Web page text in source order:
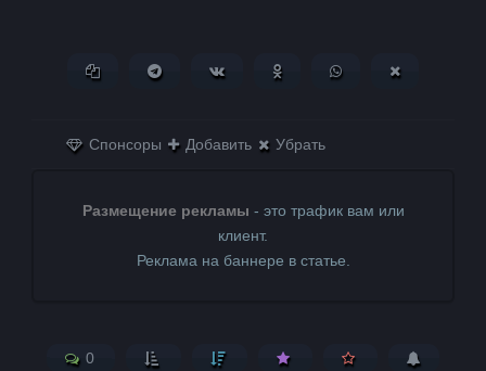
Копировать ссылкуПоделиться в Telegram
Поделиться ВКонтактеПоделиться в
Поделиться в
Спонсоры Добавить Убрать
Размещение рекламы - это трафик вам или
клиент.
Реклама на баннере в статье.
0